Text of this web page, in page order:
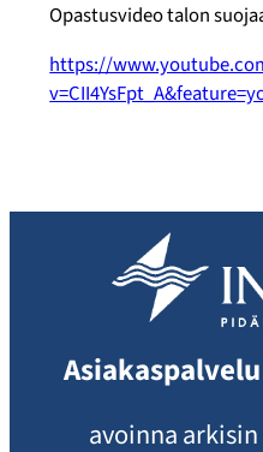
Opastusvideo talon
https://
Asiakaspalvelu
avoinna arkisin